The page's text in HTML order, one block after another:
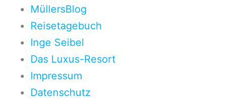
MüllersBlog
Reisetagebuch
Inge Seibel
Das Luxus-Resort
Impressum
Datenschutz